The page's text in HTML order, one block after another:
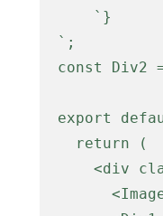
`;
const Div2
export